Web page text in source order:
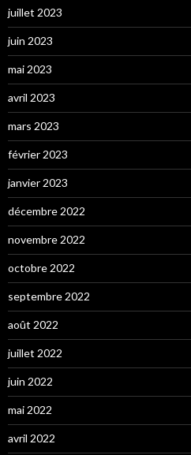
juillet 2023
juin 2023
mai 2023
avril 2023
mars 2023
février 2023
janvier 2023
décembre 2022
novembre 2022
octobre 2022
septembre 2022
août 2022
juillet 2022
juin 2022
mai 2022
avril 2022